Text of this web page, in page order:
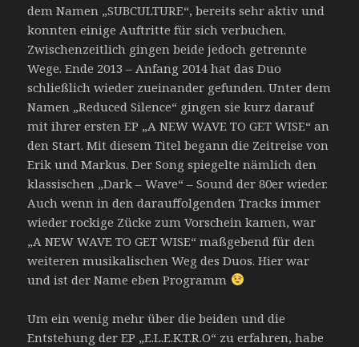
dem Namen „SUBCULTURE“, bereits sehr aktiv und
konnten einige Auftritte für sich verbuchen.
Zwischenzeitlich gingen beide jedoch getrennte
Wege. Ende 2013 – Anfang 2014 hat das Duo
schließlich wieder zueinander gefunden. Unter dem
Namen „Reduced Silence“ gingen sie kurz darauf
mit ihrer ersten EP „A NEW WAVE TO GET WISE“ an
den Start. Mit diesem Titel begann die Zeitreise von
Erik und Markus. Der Song spiegelte nämlich den
klassischen „Dark – Wave“ – Sound der 80er wieder.
Auch wenn in den darauffolgenden Tracks immer
wieder rockige Zücke zum Vorschein kamen, war
„A NEW WAVE TO GET WISE“ maßgebend für den
weiteren musikalischen Weg des Duos. Hier war
und ist der Name eben Programm
Um ein wenig mehr über die beiden und die
Entstehung der EP „E.L.E.K.T.R.O“ zu erfahren, habe